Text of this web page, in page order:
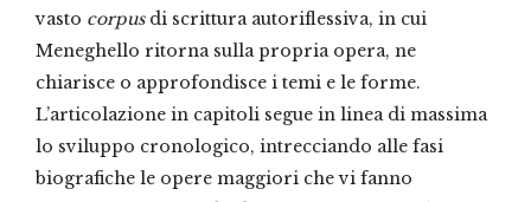
vasto corpusdi scrittura autoriflessiva, in cui
Meneghello ritorna sulla propria opera, ne
chiarisce o approfondisce i temi e le forme.
L’articolazione in capitoli segue in linea di massima
lo sviluppo cronologico, intrecciando alle fasi
biografiche le opere maggiori che vi fanno